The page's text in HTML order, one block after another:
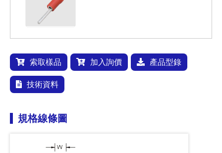
索取樣品 加入詢價 產品型錄
技術資料
規格線條圖